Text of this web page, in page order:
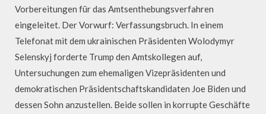
Vorbereitungen für das Amtsenthebungsverfahren
eingeleitet. Der Vorwurf: Verfassungsbruch. In einem
Telefonat mit dem ukrainischen Präsidenten Wolodymyr
Selenskyj forderte Trump den Amtskollegen auf,
Untersuchungen zum ehemaligen Vizepräsidenten und
demokratischen Präsidentschaftskandidaten Joe Biden und
dessen Sohn anzustellen. Beide sollen in korrupte Geschäfte